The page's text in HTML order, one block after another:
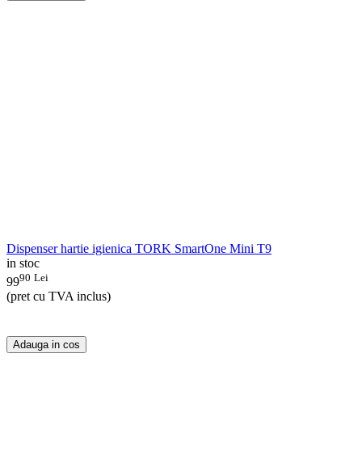
Dispenser hartie igienica TORK SmartOne Mini T9
in stoc
9990 Lei
(pret cu TVA inclus)
Adauga in cos